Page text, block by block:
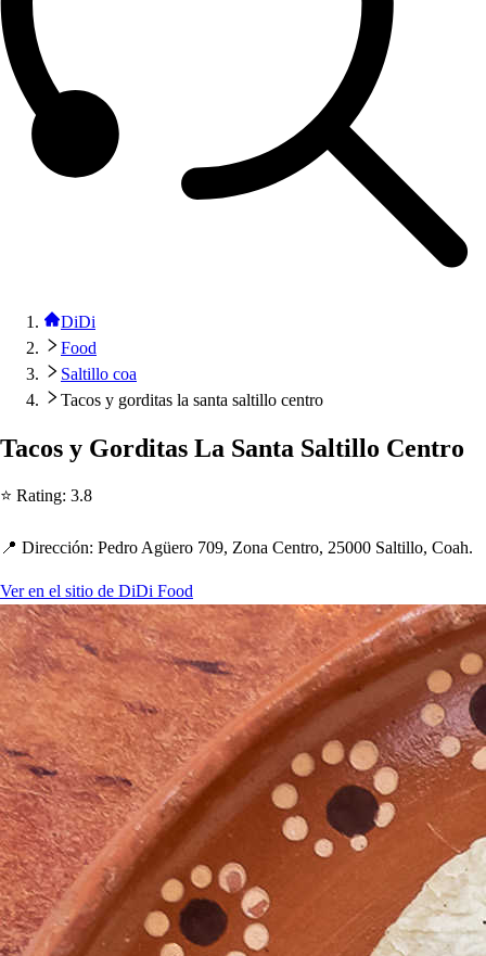
DiDi
Food
Saltillo coa
Tacos y gorditas la santa saltillo centro
Tacos y Gorditas La Santa Saltillo Centro
⭐ Rating: 3.8
📍 Dirección: Pedro Agüero 709, Zona Centro, 25000 Saltillo, Coah.
Ver en el sitio de DiDi Food